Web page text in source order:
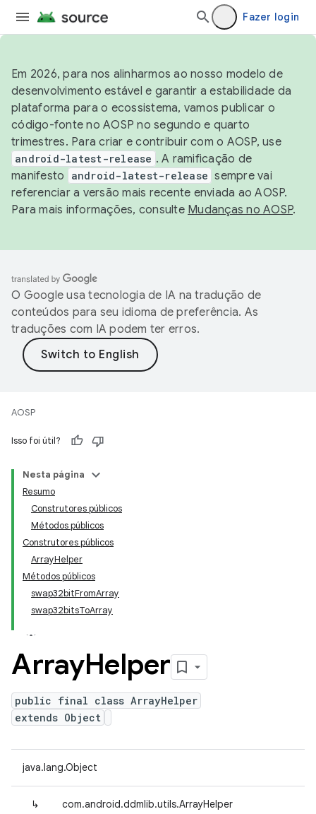
Fazer login
Em 2026, para nos alinharmos ao nosso modelo de
desenvolvimento estável e garantir a estabilidade da
plataforma para o ecossistema, vamos publicar o
código-fonte no AOSP no segundo e quarto
trimestres. Para criar e contribuir com o AOSP, use
android-latest-release . A ramificação de
manifesto
android-latest-release sempre vai
referenciar a versão mais recente enviada ao AOSP.
Para mais informações, consulte Mudanças no AOSP.
O Google usa tecnologia de IA na tradução de
conteúdos para seu idioma de preferência. As
traduções com IA podem ter erros.
AOSP
Isso foi útil?
Nesta página
Resumo
Construtores públicos
Métodos públicos
Construtores públicos
ArrayHelper
Métodos públicos
swap32bitFromArray
swap32bitsToArray
ArrayHelper
public final class ArrayHelper
extends Object
java.lang.Object
↳ com.android.ddmlib.utils.ArrayHelper